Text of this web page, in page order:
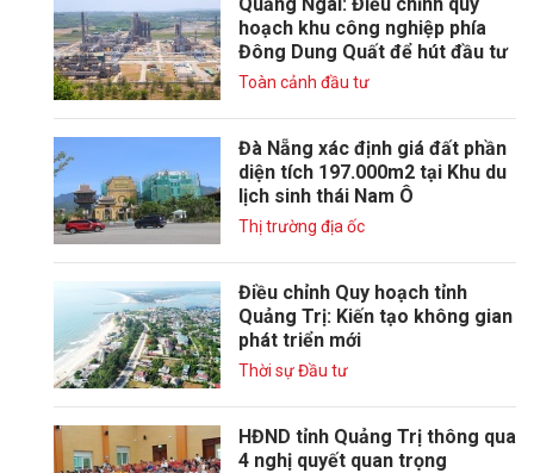
hoạch khu công nghiệp phía
Đông Dung Quất để hút đầu tư
Toàn cảnh đầu tư
Đà Nẵng xác định giá đất phần
diện tích 197.000m2 tại Khu du
lịch sinh thái Nam Ô
Thị trường địa ốc
Điều chỉnh Quy hoạch tỉnh
Quảng Trị: Kiến tạo không gian
phát triển mới
Thời sự Đầu tư
HĐND tỉnh Quảng Trị thông qua
4 nghị quyết quan trọng